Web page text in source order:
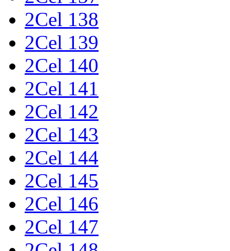
2Cel 138
2Cel 139
2Cel 140
2Cel 141
2Cel 142
2Cel 143
2Cel 144
2Cel 145
2Cel 146
2Cel 147